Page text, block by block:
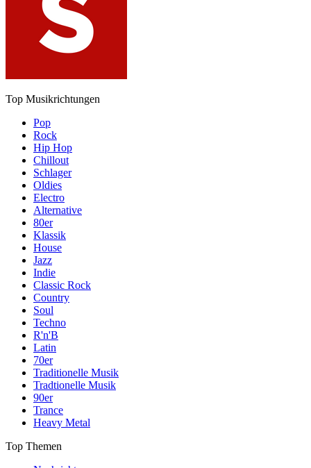
Top Musikrichtungen
Pop
Rock
Hip Hop
Chillout
Schlager
Oldies
Electro
Alternative
80er
Klassik
House
Jazz
Indie
Classic Rock
Country
Soul
Techno
R'n'B
Latin
70er
Traditionelle Musik
Tradtionelle Musik
90er
Trance
Heavy Metal
Top Themen